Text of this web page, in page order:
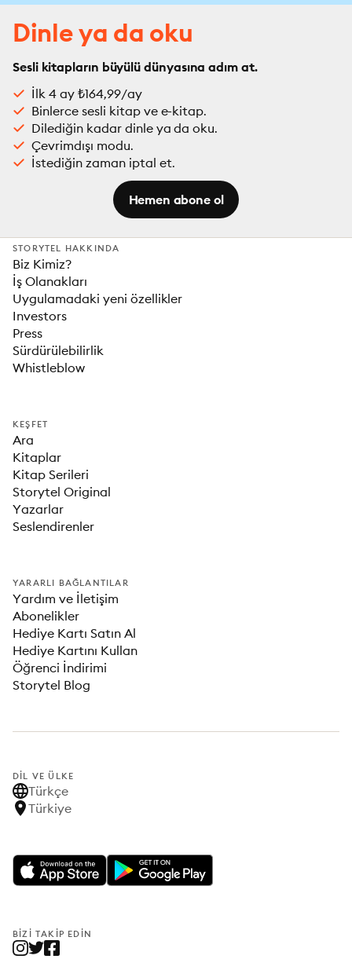
Dinle ya da oku
Sesli kitapların büyülü dünyasına adım at.
İlk 4 ay ₺164,99/ay
Binlerce sesli kitap ve e-kitap.
Dilediğin kadar dinle ya da oku.
Çevrimdışı modu.
İstediğin zaman iptal et.
Hemen abone ol
STORYTEL HAKKINDA
Biz Kimiz?
İş Olanakları
Uygulamadaki yeni özellikler
Investors
Press
Sürdürülebilirlik
Whistleblow
KEŞFET
Ara
Kitaplar
Kitap Serileri
Storytel Original
Yazarlar
Seslendirenler
YARARLI BAĞLANTILAR
Yardım ve İletişim
Abonelikler
Hediye Kartı Satın Al
Hediye Kartını Kullan
Öğrenci İndirimi
Storytel Blog
DIL VE ÜLKE
Türkçe
Türkiye
BIZI TAKIP EDIN